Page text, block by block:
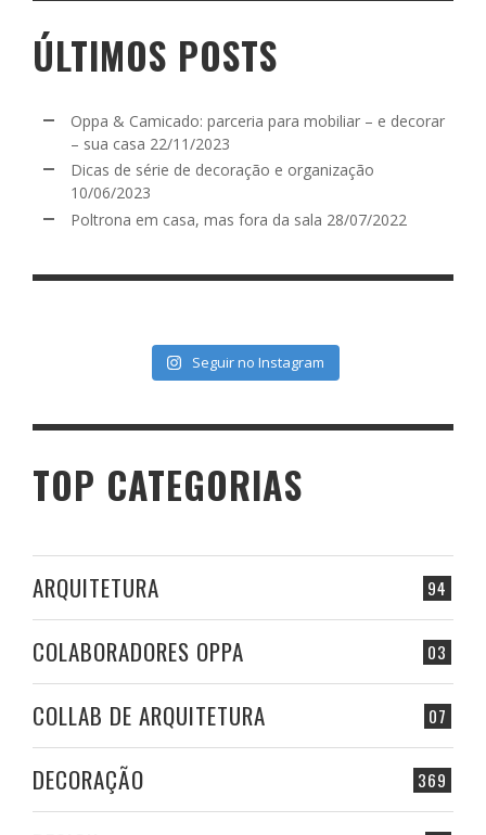
ÚLTIMOS POSTS
Oppa & Camicado: parceria para mobiliar – e decorar
– sua casa 22/11/2023
Dicas de série de decoração e organização
10/06/2023
Poltrona em casa, mas fora da sala 28/07/2022
Seguir no Instagram
TOP CATEGORIAS
94
ARQUITETURA
03
COLABORADORES OPPA
07
COLLAB DE ARQUITETURA
369
DECORAÇÃO